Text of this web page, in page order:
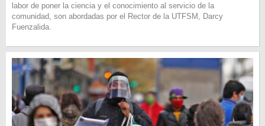
labor de poner la ciencia y el conocimiento al servicio de la
comunidad, son abordadas por el Rector de la UTFSM, Darcy
Fuenzalida.